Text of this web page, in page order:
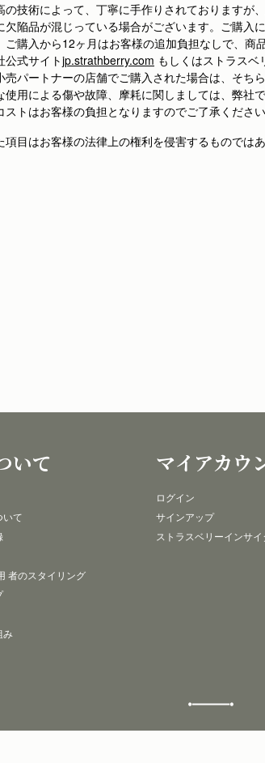
の技術によって、丁寧に手作りされておりますが
欠陥品が混じっている場合がございます。ご購入
ご購入から12ヶ月はお客様の追加負担なしで、商
公式サイトjp.strathberry.com もしくはストラス
売パートナーの店舗でご購入された場合は、そち
使用による傷や故障、摩耗に関しましては、弊社
ストはお客様の負担となりますのでご了承ください
目はお客様の法律上の権利を侵害するものではあ
いて
いて
者のスタイリング
み
マイアカウ
ログイン
サインアップ
ストラスベリーインサイ